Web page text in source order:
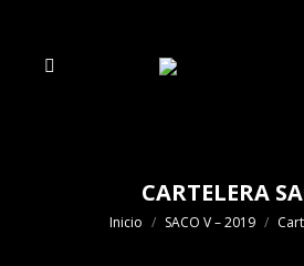
Buscar:
CARTELERA
Estás aquí:
Inicio SACO V – 2019